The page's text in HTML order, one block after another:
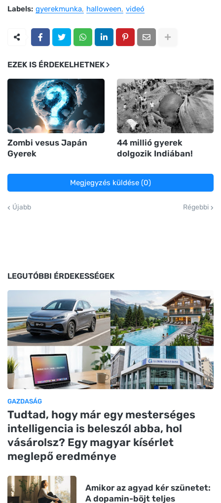
Labels: gyerekmunka halloween videó
EZEK IS ÉRDEKELHETNEK
Zombi vesus Japán
Gyerek
44 millió gyerek
dolgozik Indiában!
Megjegyzés küldése (0)
Újabb Régebbi
LEGUTÓBBI ÉRDEKESSÉGEK
GAZDASÁG
Tudtad, hogy már egy mesterséges
intelligencia is beleszól abba, hol
vásárolsz? Egy magyar kísérlet
meglepő eredménye
Amikor az agyad kér szünetet:
A dopamin-böjt teljes